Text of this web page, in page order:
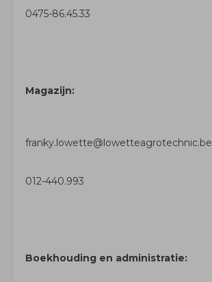
0475-86.45.33
Magazijn:
franky.lowette@lowetteagrotechnic.be
012-440.993
Boekhouding en administratie: